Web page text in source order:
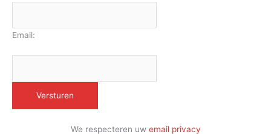
Email:
We respecteren uw email privacy